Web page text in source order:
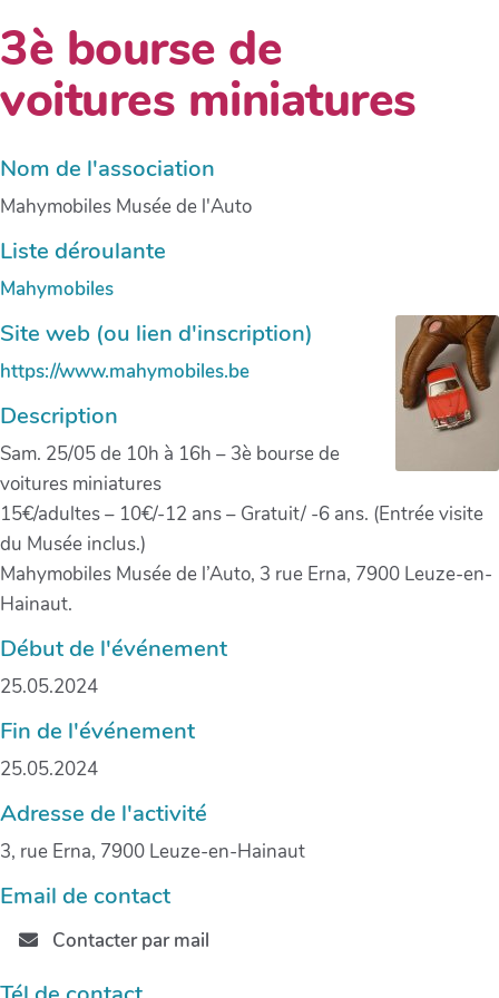
3è bourse de
voitures miniatures
Nom de l'association
Mahymobiles Musée de l'Auto
Liste déroulante
Mahymobiles
Site web (ou lien d'inscription)
https://www.mahymobiles.be
Description
Sam. 25/05 de 10h à 16h – 3è bourse de
voitures miniatures
15€/adultes – 10€/-12 ans – Gratuit/ -6 ans. (Entrée visite
du Musée inclus.)
Mahymobiles Musée de l’Auto, 3 rue Erna, 7900 Leuze-en-
Hainaut.
Début de l'événement
25.05.2024
Fin de l'événement
25.05.2024
Adresse de l'activité
3, rue Erna, 7900 Leuze-en-Hainaut
Email de contact
Contacter par mail